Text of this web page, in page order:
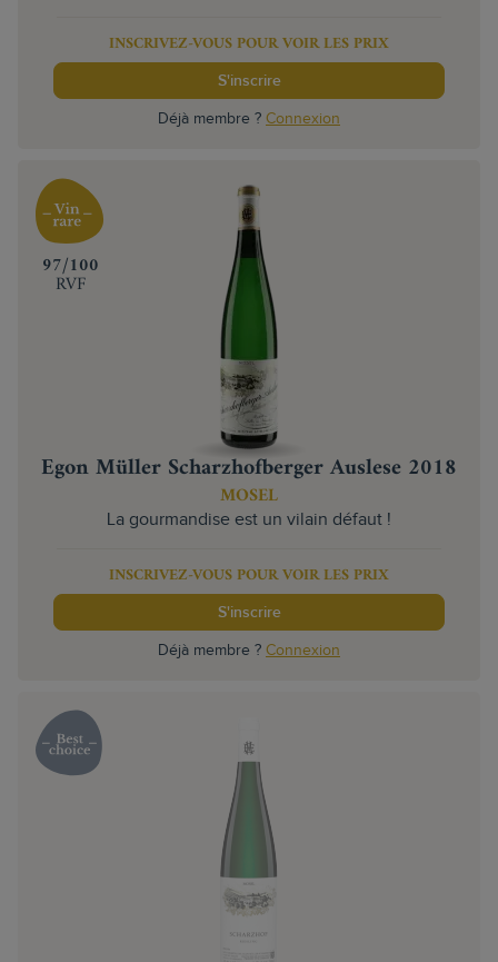
INSCRIVEZ-VOUS POUR VOIR LES PRIX
S'inscrire
Déjà membre ? Connexion
‍97/100
RVF
Egon Müller Scharzhofberger Auslese 2018
MOSEL
La gourmandise est un vilain défaut !
INSCRIVEZ-VOUS POUR VOIR LES PRIX
S'inscrire
Déjà membre ? Connexion